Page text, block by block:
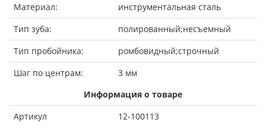
Материал:
инструментальная сталь
Тип зуба:
полированный;несъемный
Тип пробойника:
ромбовидный;строчный
Шаг по центрам:
3 мм
Информация о товаре
Артикул
12-100113